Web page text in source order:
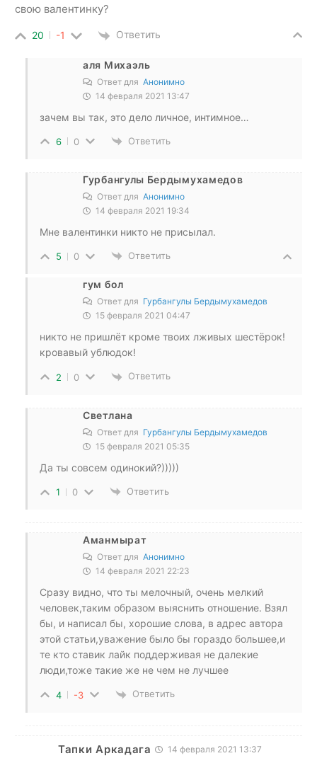
свою валентинку?
20 -1 Ответить
аля Михаэль
Ответ для Анонимно
14 февраля 2021 13:47
зачем вы так, это дело личное, интимное…
6 0 Ответить
Гурбангулы Бердымухамедов
Ответ для Анонимно
14 февраля 2021 19:34
Мне валентинки никто не присылал.
5 0 Ответить
гум бол
Ответ для Гурбангулы Бердымухамедов
15 февраля 2021 04:47
никто не пришлёт кроме твоих лживых шестёрок!
кровавый ублюдок!
2 0 Ответить
Светлана
Ответ для Гурбангулы Бердымухамедов
15 февраля 2021 05:35
Да ты совсем одинокий?)))))
1 0 Ответить
Аманмырат
Ответ для Анонимно
14 февраля 2021 22:23
Сразу видно, что ты мелочный, очень мелкий
человек,таким образом выяснить отношение. Взял
бы, и написал бы, хорошие слова, в адрес автора
этой статьи,уважение было бы гораздо большее,и
те кто ставик лайк поддерживая не далекие
люди,тоже такие же не чем не лучшее
4 -3 Ответить
Тапки Аркадага 14 февраля 2021 13:37